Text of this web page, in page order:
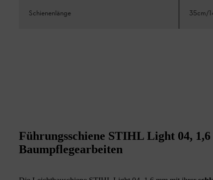
Schienenlänge 35cm/
Führungsschiene STIHL Light 04,
Baumpflegearbeiten